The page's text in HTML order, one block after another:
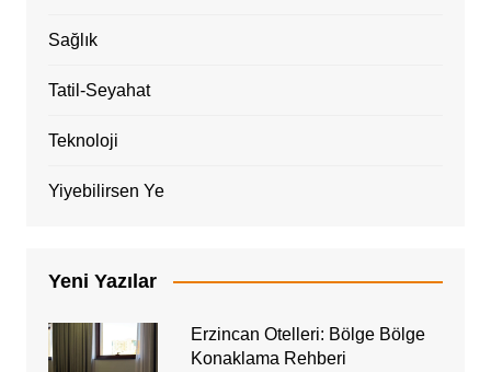
Sağlık
Tatil-Seyahat
Teknoloji
Yiyebilirsen Ye
Yeni Yazılar
Erzincan Otelleri: Bölge Bölge
Konaklama Rehberi